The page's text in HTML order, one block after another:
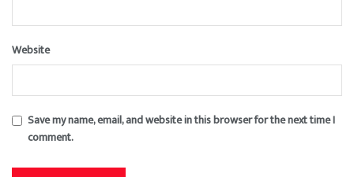
Website
Save my name, email, and website in this browser for the next time I
comment.